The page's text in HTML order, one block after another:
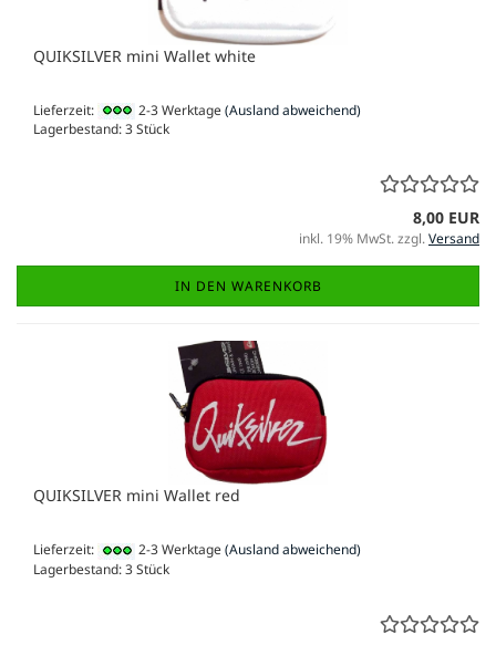
QUIKSILVER mini Wallet white
Lieferzeit: 2-3 Werktage(Ausland abweichend)
Lagerbestand: 3 Stück
8,00 EUR
inkl. 19% MwSt. zzgl.Versand
IN DEN WARENKORB
QUIKSILVER mini Wallet red
Lieferzeit: 2-3 Werktage(Ausland abweichend)
Lagerbestand: 3 Stück